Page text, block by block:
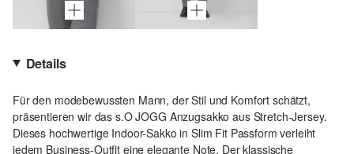
Details
Für den modebewussten Mann, der Stil und Komfort schätzt,
präsentieren wir das s.O JOGG Anzugsakko aus Stretch-Jersey.
Dieses hochwertige Indoor-Sakko in Slim Fit Passform verleiht
jedem Business-Outfit eine elegante Note. Der klassische